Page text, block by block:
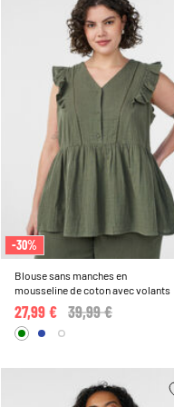
-30%
Blouse sans manches en
mousseline de coton avec volants
Price reduced from
39,99 €
27,99 €